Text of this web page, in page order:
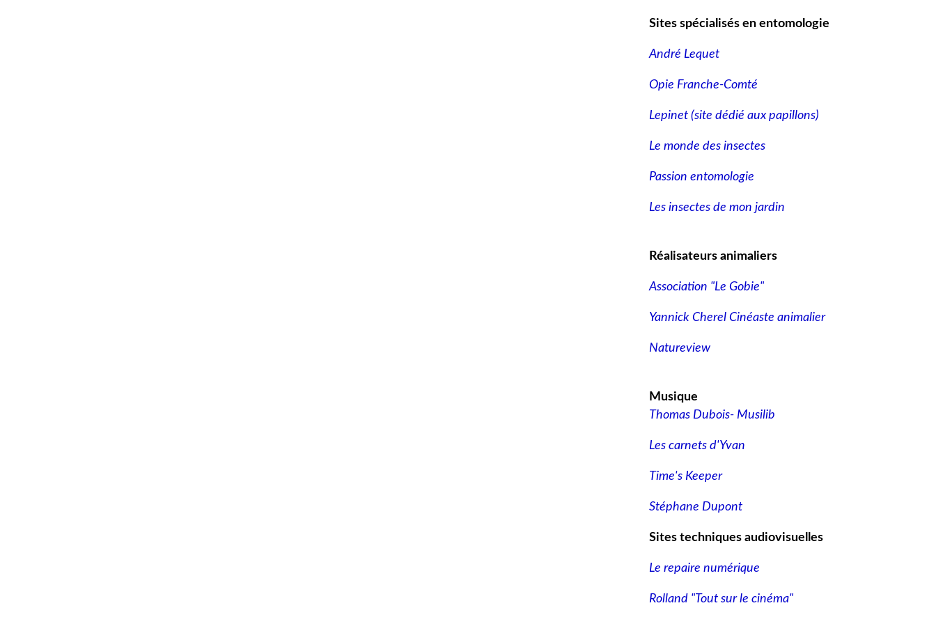
Sites spécialisés en entomologie
André Lequet
Opie Franche-Comté
Lepinet (site dédié aux papillons)
Le monde des insectes
Passion entomologie
Les insectes de mon jardin
Réalisateurs animaliers
Association "Le Gobie"
Yannick Cherel Cinéaste animalier
Natureview
Musique
Thomas Dubois- Musilib
Les carnets d'Yvan
Time's Keeper
Stéphane Dupont
Sites techniques audiovisuelles
Le repaire numérique
Rolland "Tout sur le cinéma"